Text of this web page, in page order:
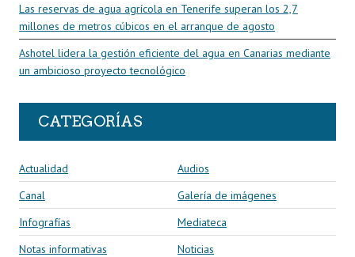
Las reservas de agua agrícola en Tenerife superan los 2,7
millones de metros cúbicos en el arranque de agosto
Ashotel lidera la gestión eficiente del agua en Canarias mediante
un ambicioso proyecto tecnológico
CATEGORÍAS
Actualidad
Audios
Canal
Galería de imágenes
Infografías
Mediateca
Notas informativas
Noticias